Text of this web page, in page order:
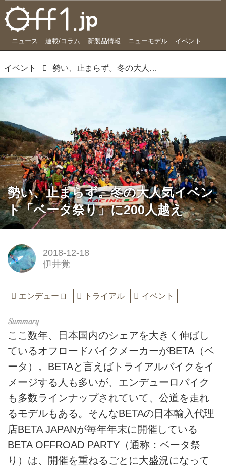
ニュース 連載/コラム 新製品情報 ニューモデル イベント
イベント 勢い、止まらず。冬の大人気イベント「ベータ祭り」に200人越え
勢い、止まらず。冬の大人気イベン
ト「ベータ祭り」に200人越え
2018-12-18
伊井覚
エンデューロ トライアル イベント
ここ数年、日本国内のシェアを大きく伸ばし
ているオフロードバイクメーカーがBETA（ベ
ータ）。BETAと言えばトライアルバイクをイ
メージする人も多いが、エンデューロバイク
も多数ラインナップされていて、公道を走れ
るモデルもある。そんなBETAの日本輸入代理
店BETA JAPANが毎年年末に開催している
BETA OFFROAD PARTY（通称：ベータ祭
り）は、開催を重ねるごとに大盛況になって